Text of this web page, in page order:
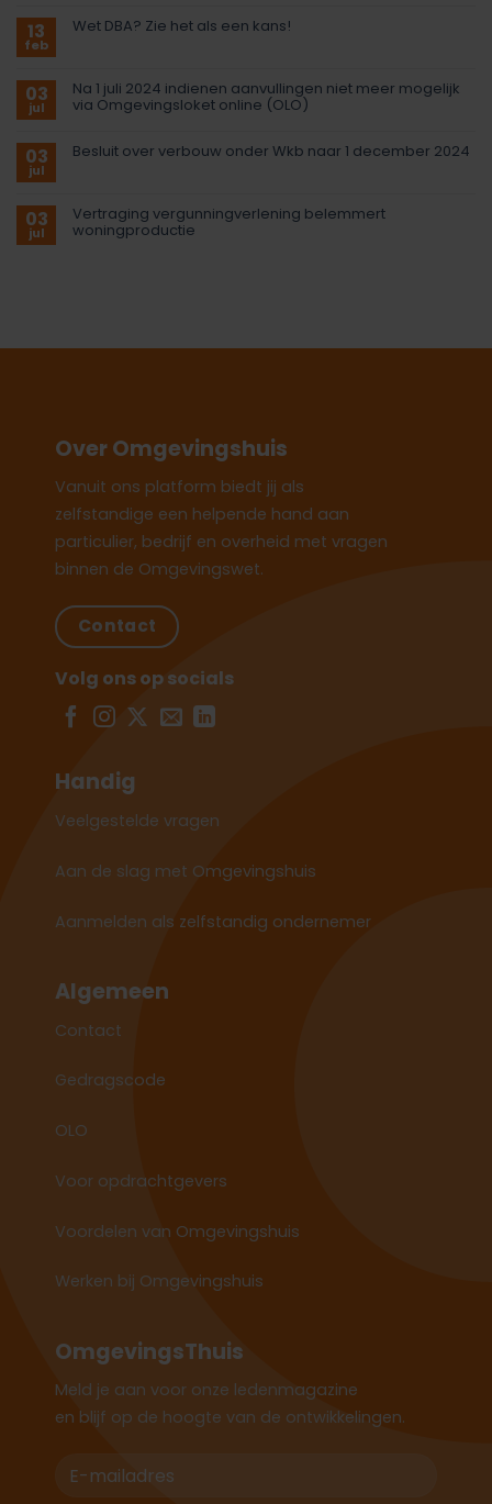
13
feb
Wet DBA? Zie het als een kans!
03
jul
Na 1 juli 2024 indienen aanvullingen niet meer mogelijk
via Omgevingsloket online (OLO)
03
jul
Besluit over verbouw onder Wkb naar 1 december 2024
03
jul
Vertraging vergunningverlening belemmert
woningproductie
Over Omgevingshuis
Vanuit ons platform biedt jij als
zelfstandige een helpende hand aan
particulier, bedrijf en overheid met vragen
binnen de Omgevingswet.
Contact
Volg ons op socials
Handig
Veelgestelde vragen
Aan de slag met Omgevingshuis
Aanmelden als zelfstandig ondernemer
Algemeen
Contact
Gedragscode
OLO
Voor opdrachtgevers
Voordelen van Omgevingshuis
Werken bij Omgevingshuis
OmgevingsThuis
Meld je aan voor onze ledenmagazine
en blijf op de hoogte van de ontwikkelingen.